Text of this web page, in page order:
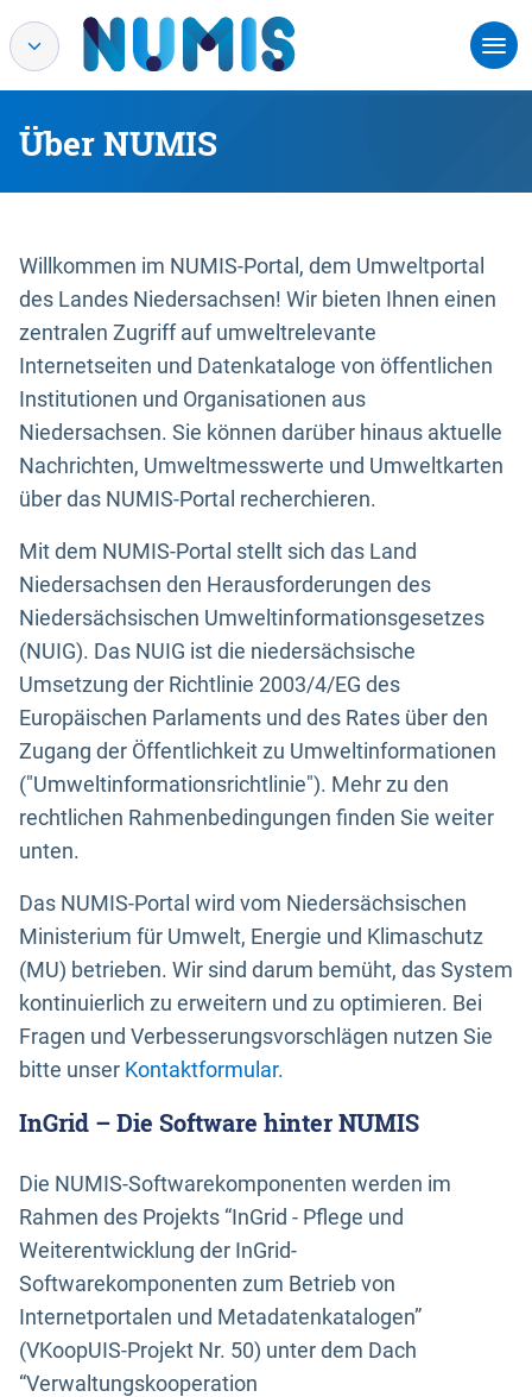
Über NUMIS
Willkommen im NUMIS-Portal, dem Umweltportal
des Landes Niedersachsen! Wir bieten Ihnen einen
zentralen Zugriff auf umweltrelevante
Internetseiten und Datenkataloge von öffentlichen
Institutionen und Organisationen aus
Niedersachsen. Sie können darüber hinaus aktuelle
Nachrichten, Umweltmesswerte und Umweltkarten
über das NUMIS-Portal recherchieren.
Mit dem NUMIS-Portal stellt sich das Land
Niedersachsen den Herausforderungen des
Niedersächsischen Umweltinformationsgesetzes
(NUIG). Das NUIG ist die niedersächsische
Umsetzung der Richtlinie 2003/4/EG des
Europäischen Parlaments und des Rates über den
Zugang der Öffentlichkeit zu Umweltinformationen
("Umweltinformationsrichtlinie"). Mehr zu den
rechtlichen Rahmenbedingungen finden Sie weiter
unten.
Das NUMIS-Portal wird vom Niedersächsischen
Ministerium für Umwelt, Energie und Klimaschutz
(MU) betrieben. Wir sind darum bemüht, das System
kontinuierlich zu erweitern und zu optimieren. Bei
Fragen und Verbesserungsvorschlägen nutzen Sie
bitte unser Kontaktformular.
InGrid – Die Software hinter NUMIS
Die NUMIS-Softwarekomponenten werden im
Rahmen des Projekts “InGrid - Pflege und
Weiterentwicklung der InGrid-
Softwarekomponenten zum Betrieb von
Internetportalen und Metadatenkatalogen”
(VKoopUIS-Projekt Nr. 50) unter dem Dach
“Verwaltungskooperation